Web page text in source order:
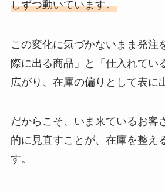
しずつ動いています。
この変化に気づかないまま発注
際に出る商品」と「仕入れてい
広がり、在庫の偏りとして表に
だからこそ、いま来ているお客
的に見直すことが、在庫を整え
す。